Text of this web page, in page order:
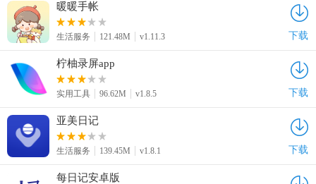
暖暖手帐
生活服务 121.48M v1.11.3 下载
柠柚录屏app
实用工具 96.62M v1.8.5 下载
亚美日记
生活服务 139.45M v1.8.1 下载
每日记安卓版